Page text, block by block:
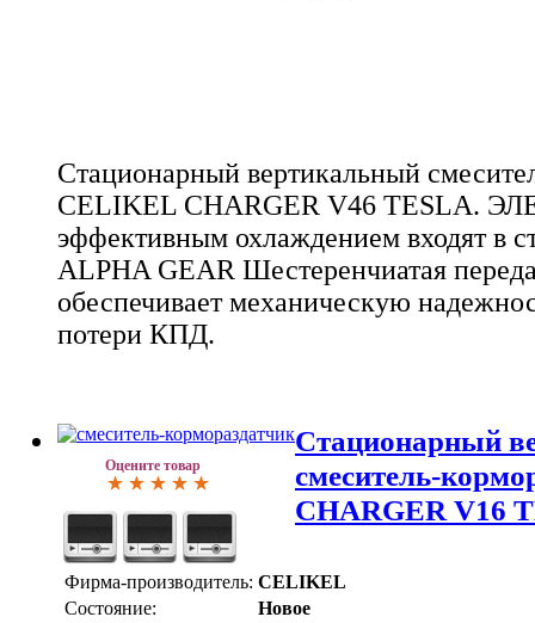
Стационарный вертикальный
CELIKEL CHARGER V46 TESLA.
эффективным охлаждением входят в
ALPHA GEAR Шестеренчиатая
обеспечивает механическую
потери КПД.
Оцените товар
Стационарный
смеситель-
CHARGER V16
Фирма-производитель: CELIKEL
Состояние:
Новое